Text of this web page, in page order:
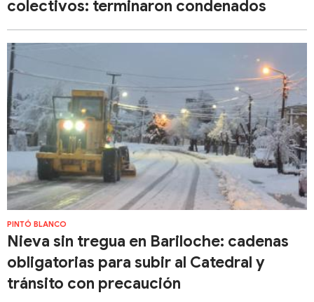
colectivos: terminaron condenados
PINTÓ BLANCO
Nieva sin tregua en Bariloche: cadenas
obligatorias para subir al Catedral y
tránsito con precaución